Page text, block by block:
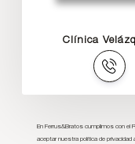
Clínica
En Ferrus&Bratos cumplimos con el
aceptar nuestra política de privacidad